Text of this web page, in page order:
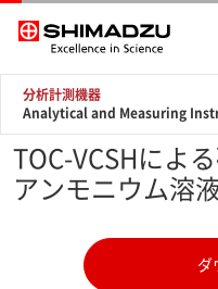
分析計測機器
Analytical and Measuring
TOC-VCSHによ
アンモニウム溶
ダ